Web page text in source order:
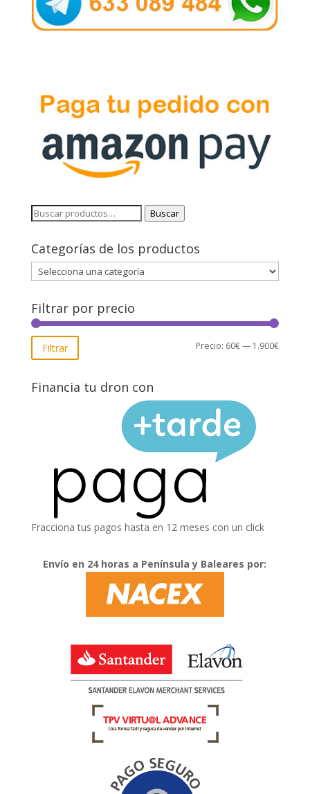
Buscar
Buscar
Categorías de los productos
Filtrar por precio
Precio
Precio
Filtrar Precio: 60€— 1.900€
Financia tu dron con
Fracciona tus pagos hasta en 12 meses con un click
Envío en 24 horas a Península y Baleares por: